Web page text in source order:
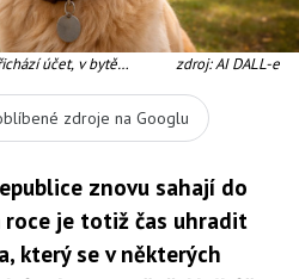
účet, v bytě
zdroj: AI DALL-e
zdroje na Googlu
znovu sahají do
roce je totiž čas uhradit
který se v některých